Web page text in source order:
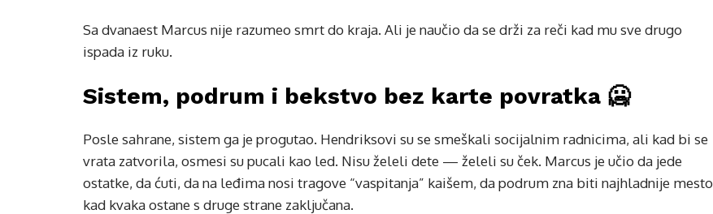
Sa dvanaest Marcus nije razumeo smrt do kraja. Ali je naučio da se drži za reči kad mu sve drugo
ispada iz ruku.
Sistem, podrum i bekstvo bez karte povratka 🥶
Posle sahrane, sistem ga je progutao. Hendriksovi su se smeškali socijalnim radnicima, ali kad bi se
vrata zatvorila, osmesi su pucali kao led. Nisu želeli dete — želeli su ček. Marcus je učio da jede
ostatke, da ćuti, da na leđima nosi tragove “vaspitanja” kaišem, da podrum zna biti najhladnije mesto
kad kvaka ostane s druge strane zaključana.